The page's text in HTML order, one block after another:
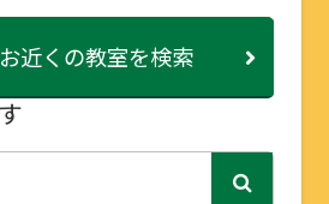
お近くの教室を検索